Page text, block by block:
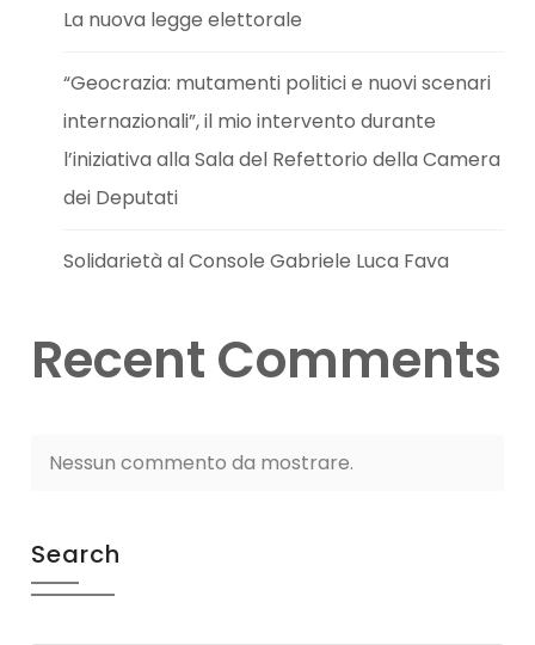
La nuova legge elettorale
“Geocrazia: mutamenti politici e nuovi scenari
internazionali”, il mio intervento durante
l’iniziativa alla Sala del Refettorio della Camera
dei Deputati
Solidarietà al Console Gabriele Luca Fava
Recent Comments
Nessun commento da mostrare.
Search